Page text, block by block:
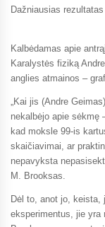
Dažniausias
Kalbėdamas apie
Karalystės fiziką
anglies atmainos –
„Kai jis (Andre
nekalbėjo apie sėkmę
kad moksle 99-is
skaičiavimai, ar
nepavyksta
M. Brooksas.
Dėl to, anot jo, keista,
eksperimentus, jie yra